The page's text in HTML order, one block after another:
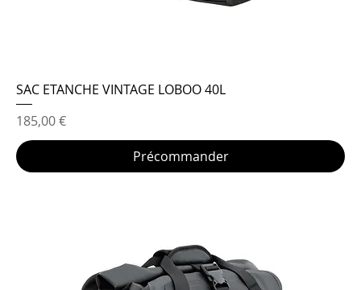
SAC ETANCHE VINTAGE LOBOO 40L
Prix
185,00 €
Précommander